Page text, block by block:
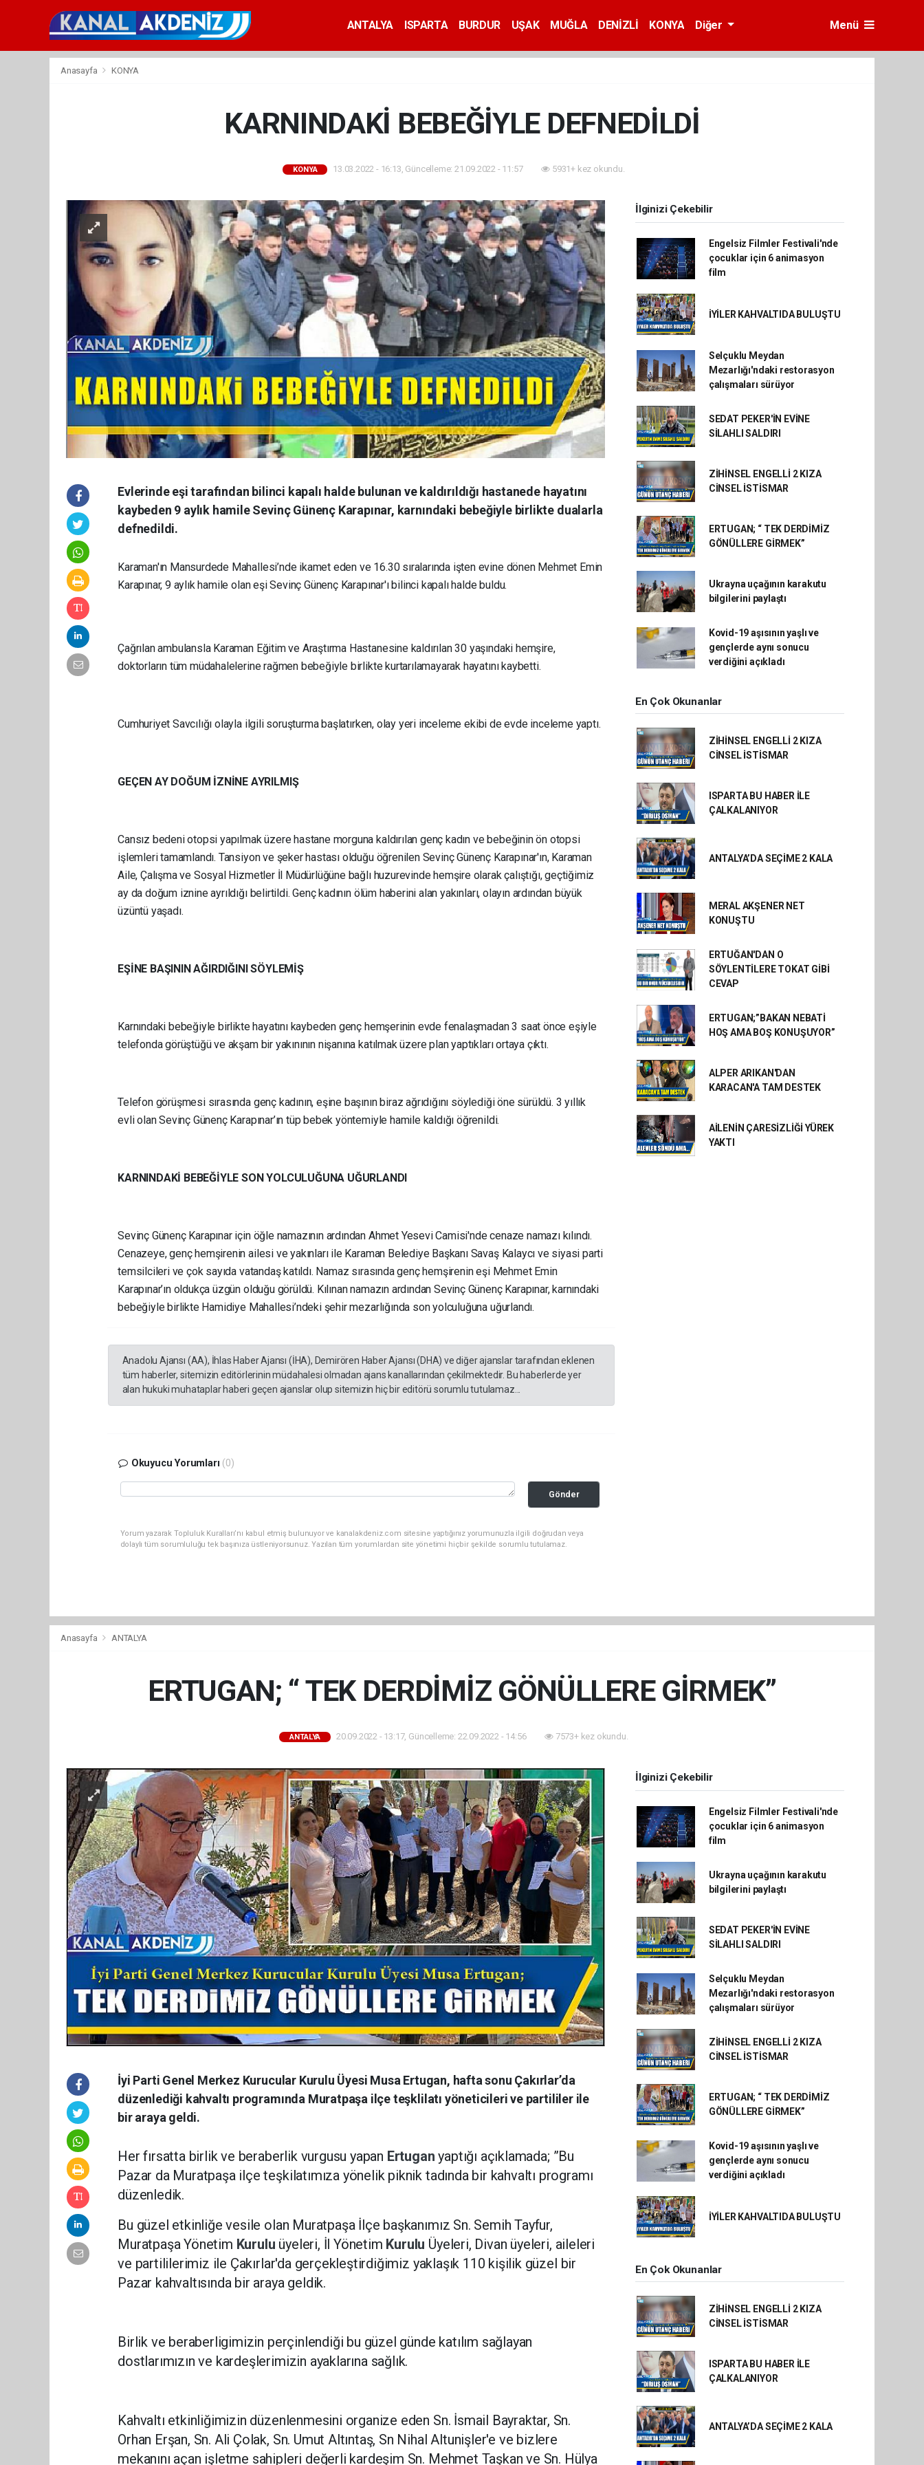
ANTALYA ISPARTA BURDUR UŞAK MUĞLA DENİZLİ KONYA Diğer Menü
Anasayfa KONYA
KARNINDAKİ BEBEĞİYLE DEFNEDİLDİ
KONYA 13.03.2022 - 16:13, Güncelleme: 21.09.2022 - 11:57 5931+ kez okundu.
Evlerinde eşi tarafından bilinci kapalı halde bulunan ve kaldırıldığı hastanede hayatını
kaybeden 9 aylık hamile Sevinç Günenç Karapınar, karnındaki bebeğiyle birlikte dualarla
defnedildi.
Karaman'ın Mansurdede Mahallesi’nde ikamet eden ve 16.30 sıralarında işten evine dönen Mehmet Emin
Karapınar, 9 aylık hamile olan eşi Sevinç Günenç Karapınar'ı bilinci kapalı halde buldu.
Çağrılan ambulansla Karaman Eğitim ve Araştırma Hastanesine kaldırılan 30 yaşındaki hemşire,
doktorların tüm müdahalelerine rağmen bebeğiyle birlikte kurtarılamayarak hayatını kaybetti.
Cumhuriyet Savcılığı olayla ilgili soruşturma başlatırken, olay yeri inceleme ekibi de evde inceleme yaptı.
GEÇEN AY DOĞUM İZNİNE AYRILMIŞ
Cansız bedeni otopsi yapılmak üzere hastane morguna kaldırılan genç kadın ve bebeğinin ön otopsi
işlemleri tamamlandı. Tansiyon ve şeker hastası olduğu öğrenilen Sevinç Günenç Karapınar'ın, Karaman
Aile, Çalışma ve Sosyal Hizmetler İl Müdürlüğüne bağlı huzurevinde hemşire olarak çalıştığı, geçtiğimiz
ay da doğum iznine ayrıldığı belirtildi. Genç kadının ölüm haberini alan yakınları, olayın ardından büyük
üzüntü yaşadı.
EŞİNE BAŞININ AĞIRDIĞINI SÖYLEMİŞ
Karnındaki bebeğiyle birlikte hayatını kaybeden genç hemşerinin evde fenalaşmadan 3 saat önce eşiyle
telefonda görüştüğü ve akşam bir yakınının nişanına katılmak üzere plan yaptıkları ortaya çıktı.
Telefon görüşmesi sırasında genç kadının, eşine başının biraz ağrıdığını söylediği öne sürüldü. 3 yıllık
evli olan Sevinç Günenç Karapınar’ın tüp bebek yöntemiyle hamile kaldığı öğrenildi.
KARNINDAKİ BEBEĞİYLE SON YOLCULUĞUNA UĞURLANDI
Sevinç Günenç Karapınar için öğle namazının ardından Ahmet Yesevi Camisi'nde cenaze namazı kılındı.
Cenazeye, genç hemşirenin ailesi ve yakınları ile Karaman Belediye Başkanı Savaş Kalaycı ve siyasi parti
temsilcileri ve çok sayıda vatandaş katıldı. Namaz sırasında genç hemşirenin eşi Mehmet Emin
Karapınar’ın oldukça üzgün olduğu görüldü. Kılınan namazın ardından Sevinç Günenç Karapınar, karnındaki
bebeğiyle birlikte Hamidiye Mahallesi’ndeki şehir mezarlığında son yolculuğuna uğurlandı.
Anadolu Ajansı (AA), İhlas Haber Ajansı (İHA), Demirören Haber Ajansı (DHA) ve diğer ajanslar tarafından eklenen
tüm haberler, sitemizin editörlerinin müdahalesi olmadan ajans kanallarından çekilmektedir. Bu haberlerde yer
alan hukuki muhataplar haberi geçen ajanslar olup sitemizin hiç bir editörü sorumlu tutulamaz...
Okuyucu Yorumları (0)
Gönder
Yorum yazarak Topluluk Kuralları’nı kabul etmiş bulunuyor ve kanalakdeniz.com sitesine yaptığınız yorumunuzla ilgili doğrudan veya
dolaylı tüm sorumluluğu tek başınıza üstleniyorsunuz. Yazılan tüm yorumlardan site yönetimi hiçbir şekilde sorumlu tutulamaz.
İlginizi Çekebilir
Engelsiz Filmler Festivali'nde
çocuklar için 6 animasyon
film
İYİLER KAHVALTIDA BULUŞTU
Selçuklu Meydan
Mezarlığı'ndaki restorasyon
çalışmaları sürüyor
SEDAT PEKER'İN EVİNE
SİLAHLI SALDIRI
ZİHİNSEL ENGELLİ 2 KIZA
CİNSEL İSTİSMAR
ERTUGAN; “ TEK DERDİMİZ
GÖNÜLLERE GİRMEK”
Ukrayna uçağının karakutu
bilgilerini paylaştı
Kovid-19 aşısının yaşlı ve
gençlerde aynı sonucu
verdiğini açıkladı
En Çok Okunanlar
ZİHİNSEL ENGELLİ 2 KIZA
CİNSEL İSTİSMAR
ISPARTA BU HABER İLE
ÇALKALANIYOR
ANTALYA’DA SEÇİME 2 KALA
MERAL AKŞENER NET
KONUŞTU
ERTUĞAN'DAN O
SÖYLENTİLERE TOKAT GİBİ
CEVAP
ERTUGAN;”BAKAN NEBATİ
HOŞ AMA BOŞ KONUŞUYOR”
ALPER ARIKAN'DAN
KARACAN'A TAM DESTEK
AİLENİN ÇARESİZLİĞİ YÜREK
YAKTI
Anasayfa ANTALYA
ERTUGAN; “ TEK DERDİMİZ GÖNÜLLERE GİRMEK”
ANTALYA 20.09.2022 - 13:17, Güncelleme: 22.09.2022 - 14:56 7573+ kez okundu.
İyi Parti Genel Merkez Kurucular Kurulu Üyesi Musa Ertugan, hafta sonu Çakırlar’da
düzenlediği kahvaltı programında Muratpaşa ilçe teşklilatı yöneticileri ve partililer ile
bir araya geldi.
Her fırsatta birlik ve beraberlik vurgusu yapan Ertuganyaptığı açıklamada; ”Bu
Pazar da Muratpaşa ilçe teşkilatımıza yönelik piknik tadında bir kahvaltı programı
düzenledik.
Bu güzel etkinliğe vesile olan Muratpaşa İlçe başkanımız Sn. Semih Tayfur,
Muratpaşa Yönetim Kurulu üyeleri, İl Yönetim Kurulu Üyeleri, Divan üyeleri, aileleri
ve partililerimiz ile Çakırlar'da gerçekleştirdiğimiz yaklaşık 110 kişilik güzel bir
Pazar kahvaltısında bir araya geldik.
Birlik ve beraberligimizin perçinlendiği bu güzel günde katılım sağlayan
dostlarımızın ve kardeşlerimizin ayaklarına sağlık.
Kahvaltı etkinliğimizin düzenlenmesini organize eden Sn. İsmail Bayraktar, Sn.
Orhan Erşan, Sn. Ali Çolak, Sn. Umut Altıntaş, Sn Nihal Altunişler'e ve bizlere
mekanını açan işletme sahipleri değerli kardeşim Sn. Mehmet Taşkan ve Sn. Hülya
İlginizi Çekebilir
Engelsiz Filmler Festivali'nde
çocuklar için 6 animasyon
film
Ukrayna uçağının karakutu
bilgilerini paylaştı
SEDAT PEKER'İN EVİNE
SİLAHLI SALDIRI
Selçuklu Meydan
Mezarlığı'ndaki restorasyon
çalışmaları sürüyor
ZİHİNSEL ENGELLİ 2 KIZA
CİNSEL İSTİSMAR
ERTUGAN; “ TEK DERDİMİZ
GÖNÜLLERE GİRMEK”
Kovid-19 aşısının yaşlı ve
gençlerde aynı sonucu
verdiğini açıkladı
İYİLER KAHVALTIDA BULUŞTU
En Çok Okunanlar
ZİHİNSEL ENGELLİ 2 KIZA
CİNSEL İSTİSMAR
ISPARTA BU HABER İLE
ÇALKALANIYOR
ANTALYA’DA SEÇİME 2 KALA